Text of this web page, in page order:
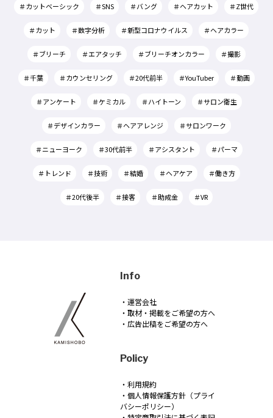
＃カットベーシック ＃SNS ＃バング ＃ヘアカット ＃Z世代
＃カット ＃数字分析 ＃新型コロナウイルス ＃ヘアカラー
＃ブリーチ ＃エアタッチ ＃ブリーチオンカラー ＃撮影
＃千葉 ＃カウンセリング ＃20代前半 ＃YouTuber ＃動画
＃アンケート ＃ケミカル ＃ハイトーン ＃サロン衛生
＃デザインカラー ＃ヘアアレンジ ＃サロンワーク
＃ニューヨーク ＃30代前半 ＃アシスタント ＃パーマ
＃トレンド ＃技術 ＃結婚 ＃ヘアケア ＃働き方
＃20代後半 ＃接客 ＃助成金 ＃VR
Info
・運営会社
・取材・掲載をご希望の方へ
・広告出稿をご希望の方へ
Policy
・利用規約
・個人情報保護方針（プライ
バシーポリシー）